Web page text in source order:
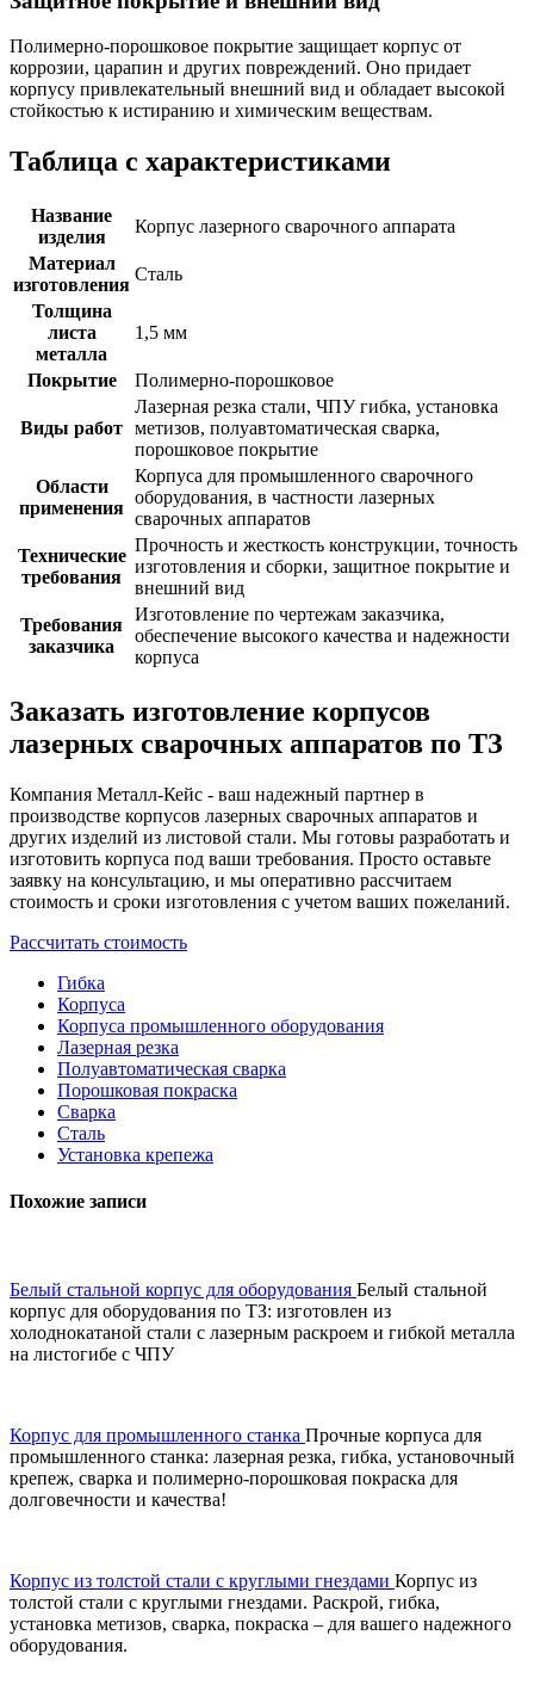
Полимерно-порошковое покрытие защищает корпус от
коррозии, царапин и других повреждений. Оно придает
корпусу привлекательный внешний вид и обладает высокой
стойкостью к истиранию и химическим веществам.
Таблица с характеристиками
Название
изделия
Корпус лазерного сварочного аппарата
Материал
изготовления
Сталь
Толщина
листа
металла
1,5 мм
Покрытие Полимерно-порошковое
Виды работ
Лазерная резка стали, ЧПУ гибка, установка
метизов, полуавтоматическая сварка,
порошковое покрытие
Области
применения
Корпуса для промышленного сварочного
оборудования, в частности лазерных
сварочных аппаратов
Технические
требования
Прочность и жесткость конструкции, точность
изготовления и сборки, защитное покрытие и
внешний вид
Требования
заказчика
Изготовление по чертежам заказчика,
обеспечение высокого качества и надежности
корпуса
Заказать изготовление корпусов
лазерных сварочных аппаратов по ТЗ
Компания Металл-Кейс - ваш надежный партнер в
производстве корпусов лазерных сварочных аппаратов и
других изделий из листовой стали. Мы готовы разработать и
изготовить корпуса под ваши требования. Просто оставьте
заявку на консультацию, и мы оперативно рассчитаем
стоимость и сроки изготовления с учетом ваших пожеланий.
Рассчитать стоимость
Гибка
Корпуса
Корпуса промышленного оборудования
Лазерная резка
Полуавтоматическая сварка
Порошковая покраска
Сварка
Сталь
Установка крепежа
Похожие записи
Белый стальной корпус для оборудования Белый стальной
корпус для оборудования по ТЗ: изготовлен из
холоднокатаной стали с лазерным раскроем и гибкой металла
на листогибе с ЧПУ
Корпус для промышленного станка Прочные корпуса для
промышленного станка: лазерная резка, гибка, установочный
крепеж, сварка и полимерно-порошковая покраска для
долговечности и качества!
Корпус из толстой стали с круглыми гнездами Корпус из
толстой стали с круглыми гнездами. Раскрой, гибка,
установка метизов, сварка, покраска – для вашего надежного
оборудования. ️